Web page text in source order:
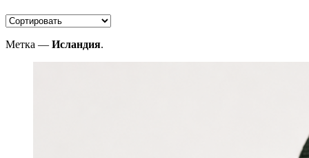
Метка — Исландия.